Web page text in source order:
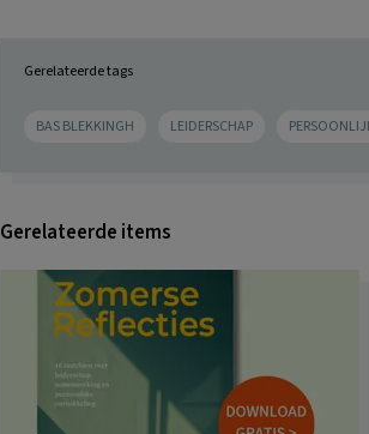
Gerelateerde tags
BAS BLEKKINGH LEIDERSCHAP
Gerelateerde items